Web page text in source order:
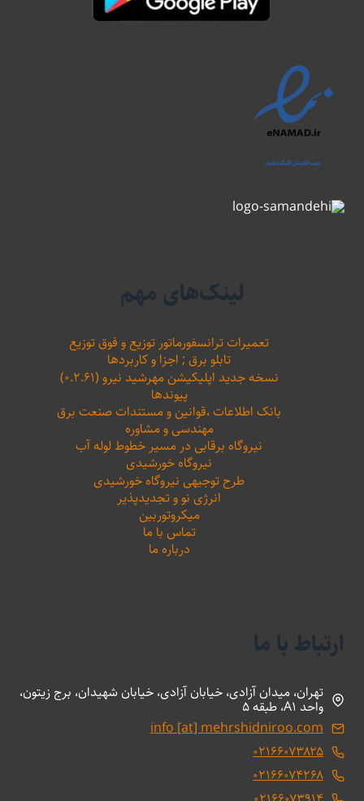
لینک‌های مهم
تعمیرات ترانسفورماتور توزیع و فوق توزیع
تابلو برق ; اجزا و کاربردها
نسخه جدید اپلیکیشن مهرشید نیرو (۰.۲.۶۱)
پیوندها
بانک اطلاعات ،‌قوانین و مستندات صنعت برق
مهندسی و مشاوره
نیروگاه برقابی در مسیر خطوط لوله آب
نیروگاه خورشیدی
طرح توجیهی نیروگاه خورشیدی
انرژی نو و تجدیدپذیر
میکروتوربین
تماس با ما
درباره ما
ارتباط با ما
تهران، میدان آزادی، خیابان آزادی، خیابان شهیدان، برج زیتون،
واحد A1، طبقه 5
info [at] mehrshidniroo.com
۰۲۱۶۶۰۷۳۸۲۵
۰۲۱۶۶۰۷۴۲۶۸